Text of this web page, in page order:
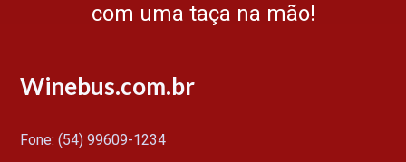
com uma taça na mão!
Winebus.com.br
Fone: (54) 99609-1234